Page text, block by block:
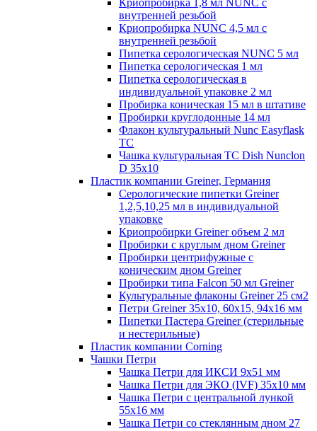
внутренней резьбой
Криопробирка NUNC 4,5 мл с
внутренней резьбой
Пипетка серологическая NUNC 5 мл
Пипетка серологическая 1 мл
Пипетка серологическая в
индивидуальной упаковке 2 мл
Пробирка коническая 15 мл в штативе
Пробирки круглодонные 14 мл
Флакон культуральный Nunc Easyflask
TC
Чашка культуральная TC Dish Nunclon
D 35x10
Пластик компании Greiner, Германия
Серологические пипетки Greiner
1,2,5,10,25 мл в индивидуальной
упаковке
Криопробирки Greiner объем 2 мл
Пробирки с круглым дном Greiner
Пробирки центрифужные с
коническим дном Greiner
Пробирки типа Falcon 50 мл Greiner
Культуральные флаконы Greiner 25 см2
Петри Greiner 35х10, 60х15, 94х16 мм
Пипетки Пастера Greiner (стерильные
и нестерильные)
Пластик компании Corning
Чашки Петри
Чашка Петри для ИКСИ 9x51 мм
Чашка Петри для ЭКО (IVF) 35x10 мм
Чашка Петри с центральной лункой
55x16 мм
Чашка Петри со стеклянным дном 27